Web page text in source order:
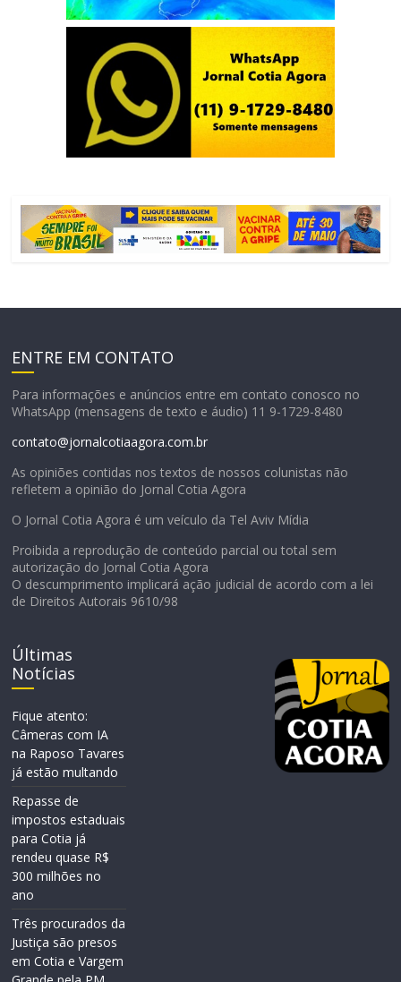
ENTRE EM CONTATO
Para informações e anúncios entre em contato conosco no
WhatsApp (mensagens de texto e áudio) 11 9-1729-8480
contato@jornalcotiaagora.com.br
As opiniões contidas nos textos de nossos colunistas não
refletem a opinião do Jornal Cotia Agora
O Jornal Cotia Agora é um veículo da Tel Aviv Mídia
Proibida a reprodução de conteúdo parcial ou total sem
autorização do Jornal Cotia Agora
O descumprimento implicará ação judicial de acordo com a lei
de Direitos Autorais 9610/98
Últimas
Notícias
Fique atento:
Câmeras com IA
na Raposo Tavares
já estão multando
Repasse de
impostos estaduais
para Cotia já
rendeu quase R$
300 milhões no
ano
Três procurados da
Justiça são presos
em Cotia e Vargem